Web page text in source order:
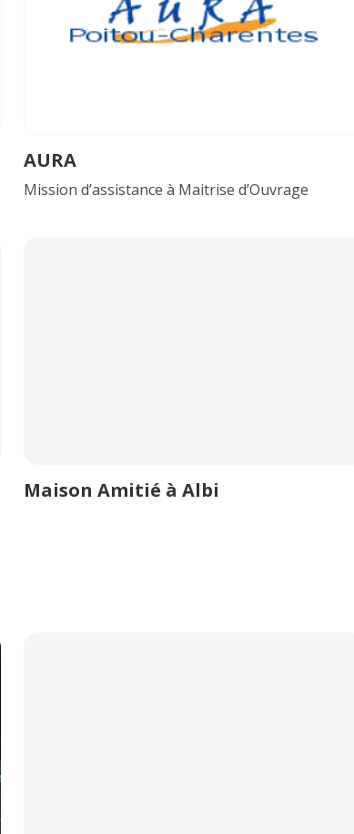
AURA
Mission d’assistance à Maitrise d’Ouvrage
Maison Amitié à Albi